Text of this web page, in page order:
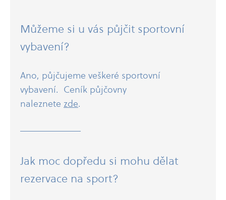
Můžeme si u vás půjčit sportovní
vybavení?
Ano, půjčujeme veškeré sportovní
vybavení. Ceník půjčovny
naleznete zde.
Jak moc dopředu si mohu dělat
rezervace na sport?